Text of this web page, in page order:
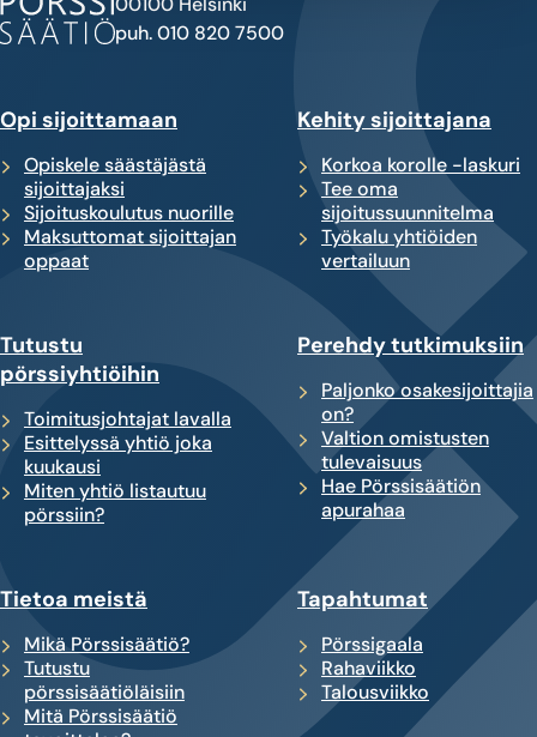
puh. 010 820 7500
Opi sijoittamaan
Opiskele säästäjästä
sijoittajaksi
Sijoituskoulutus nuorille
Maksuttomat sijoittajan
oppaat
Kehity sijoittajana
Korkoa korolle -laskuri
Tee oma
sijoitussuunnitelma
Työkalu yhtiöiden
vertailuun
Tutustu
pörssiyhtiöihin
Toimitusjohtajat lavalla
Esittelyssä yhtiö joka
kuukausi
Miten yhtiö listautuu
pörssiin?
Perehdy tutkimuksiin
Paljonko osakesijoittajia
on?
Valtion omistusten
tulevaisuus
Hae Pörssisäätiön
apurahaa
Tietoa meistä
Mikä Pörssisäätiö?
Tutustu
pörssisäätiöläisiin
Mitä Pörssisäätiö
Tapahtumat
Pörssigaala
Rahaviikko
Talousviikko